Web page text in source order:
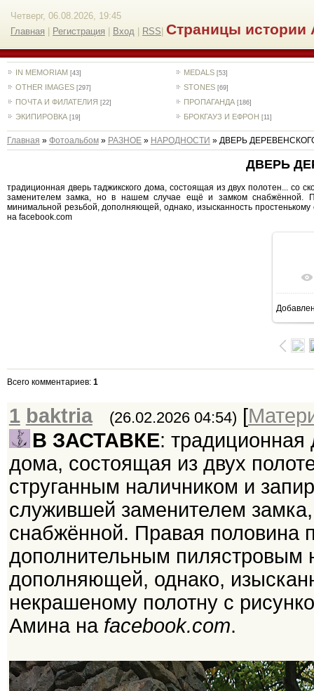
Четверг, 06.08.2026, 19:45
Главная
Регистрация Вход RSS Страницы истории
IN MEMORIAM [43] MEDALS [53]
OTHER IMAGES [297] STONES [69]
ПОЧТА И ФИЛАТЕЛИЯ [22] ПРОПАГАНДА [186]
ЭКИПИРОВКА [19] БРОКГАУЗ И ЕФРОН [11]
Главная » Фотоальбом» РАЗНОЕ» НАРОДНОСТИ » ДВЕРЬ
ДВЕРЬ
традиционная дверь таджикского дома, состоящая из двух полотен... со
заменителем замка, но в нашем случае ещё и замком снабжённой.
минимальной резьбой, дополняющей, однако, изысканность
на facebook.com
Всего комментариев: 1
1 baktria (26.02.2026 04:54) [
В ЗАСТАВКЕ: традиционная
дома, состоящая из двух
струганным наличником и
служившей заменителем
снабжённой. Правая половина
дополнительным пилястровым
дополняющей, однако,
некрашеному полотну с
Амина на facebook.com.